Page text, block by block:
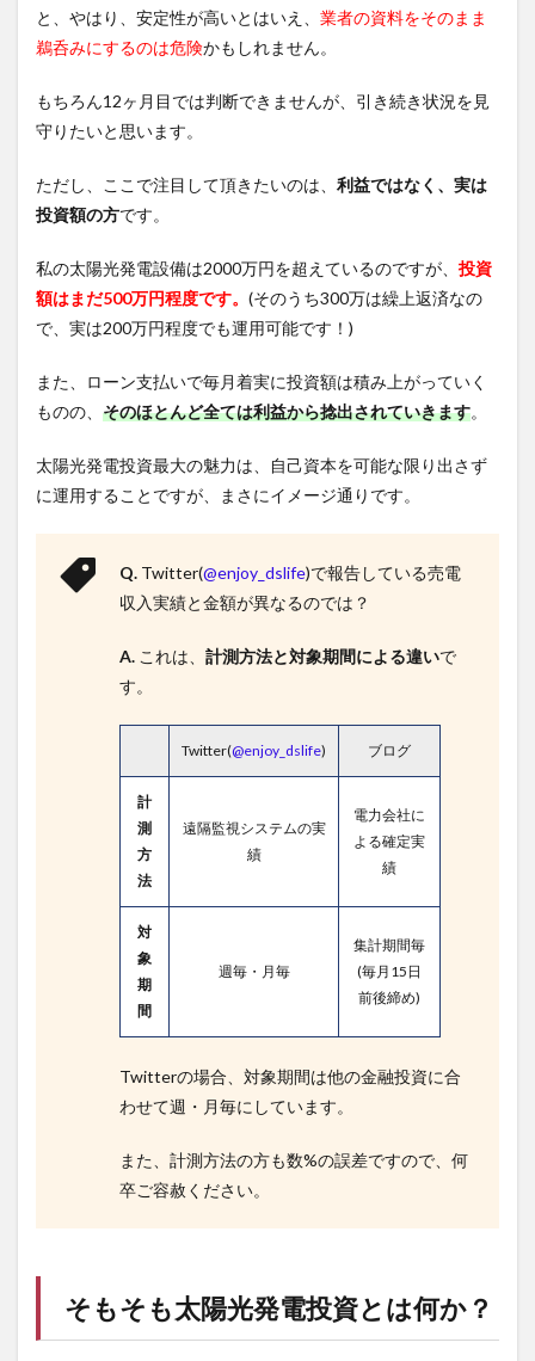
と、やはり、安定性が高いとはいえ、 業者の資料をそのまま
鵜呑みにするのは危険かもしれません。
もちろん12ヶ月目では判断できませんが、引き続き状況を見
守りたいと思います。
ただし、ここで注目して頂きたいのは、 利益ではなく、実は
投資額の方です。
私の太陽光発電設備は2000万円を超えているのですが、 投資
額はまだ500万円程度です。 (そのうち300万は繰上返済なの
で、実は200万円程度でも運用可能です！)
また、ローン支払いで毎月着実に投資額は積み上がっていく
ものの、 そのほとんど全ては利益から捻出されていきます。
太陽光発電投資最大の魅力は、自己資本を可能な限り出さず
に運用することですが、まさにイメージ通りです。
Q. Twitter(@enjoy_dslife)で報告している売電
収入実績と金額が異なるのでは？
A. これは、 計測方法と対象期間による違いで
す。
Twitter(@enjoy_dslife) ブログ
計
測
方
法
遠隔監視システムの実
績
電力会社に
よる確定実
績
対
象
期
間
週毎・月毎
集計期間毎
(毎月15日
前後締め)
Twitterの場合、対象期間は他の金融投資に合
わせて週・月毎にしています。
また、計測方法の方も数%の誤差ですので、何
卒ご容赦ください。
そもそも太陽光発電投資とは何か？